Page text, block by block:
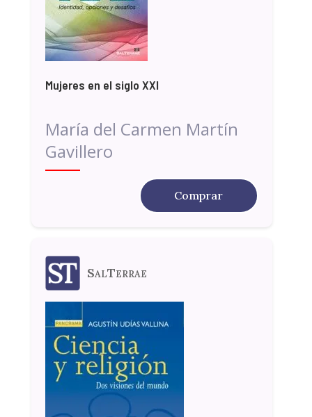
Mujeres en el siglo XXI
María del Carmen Martín
Gavillero
Comprar
SalTerrae